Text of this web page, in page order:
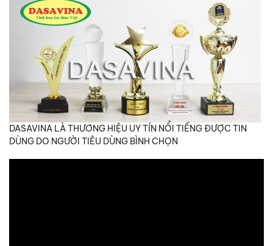
DASAVINA LÀ THƯƠNG HIỆU UY TÍN NỔI TIẾNG ĐƯỢC TIN
DÙNG DO NGƯỜI TIÊU DÙNG BÌNH CHỌN